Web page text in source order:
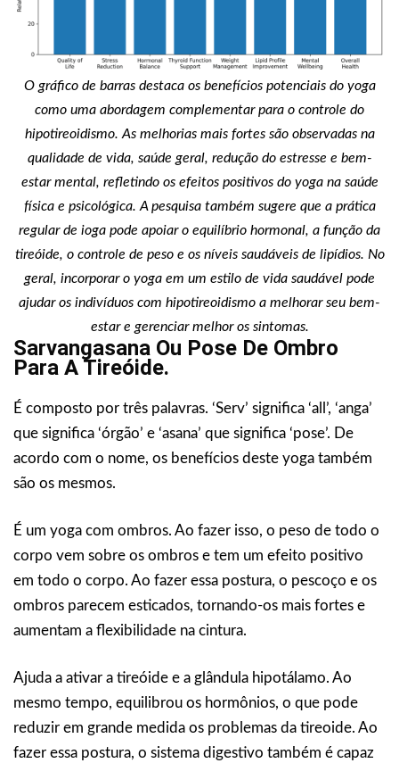
O gráfico de barras destaca os benefícios potenciais do yoga
como uma abordagem complementar para o controle do
hipotireoidismo. As melhorias mais fortes são observadas na
qualidade de vida, saúde geral, redução do estresse e bem-
estar mental, refletindo os efeitos positivos do yoga na saúde
física e psicológica. A pesquisa também sugere que a prática
regular de ioga pode apoiar o equilíbrio hormonal, a função da
tireóide, o controle de peso e os níveis saudáveis de lipídios. No
geral, incorporar o yoga em um estilo de vida saudável pode
ajudar os indivíduos com hipotireoidismo a melhorar seu bem-
estar e gerenciar melhor os sintomas.
Sarvangasana Ou Pose De Ombro
Para A Tireóide.
É composto por três palavras. ‘Serv’ significa ‘all’, ‘anga’
que significa ‘órgão’ e ‘asana’ que significa ‘pose’. De
acordo com o nome, os benefícios deste yoga também
são os mesmos.
É um yoga com ombros. Ao fazer isso, o peso de todo o
corpo vem sobre os ombros e tem um efeito positivo
em todo o corpo. Ao fazer essa postura, o pescoço e os
ombros parecem esticados, tornando-os mais fortes e
aumentam a flexibilidade na cintura.
Ajuda a ativar a tireóide e a glândula hipotálamo. Ao
mesmo tempo, equilibrou os hormônios, o que pode
reduzir em grande medida os problemas da tireoide. Ao
fazer essa postura, o sistema digestivo também é capaz